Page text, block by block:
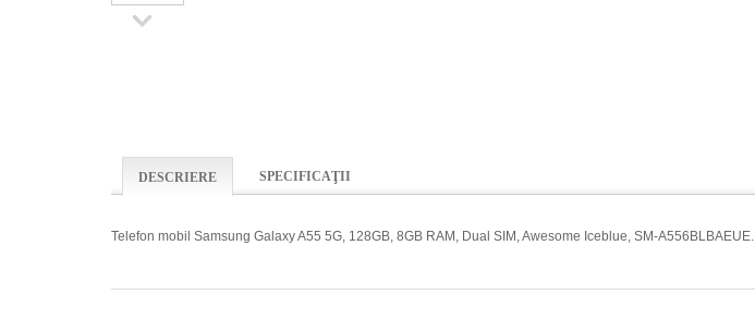
DESCRIERE SPECIFICAŢII
Telefon mobil Samsung Galaxy A55 5G, 128GB, 8GB RAM, Dual SIM, Awesome Iceblue, SM-A556BLBAEUE.